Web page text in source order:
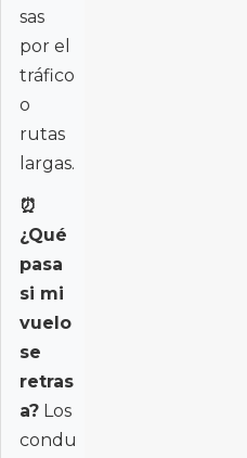
sas
por el
tráfico
o
rutas
largas.
⏰
¿Qué
pasa
si mi
vuelo
se
retras
a? Los
condu